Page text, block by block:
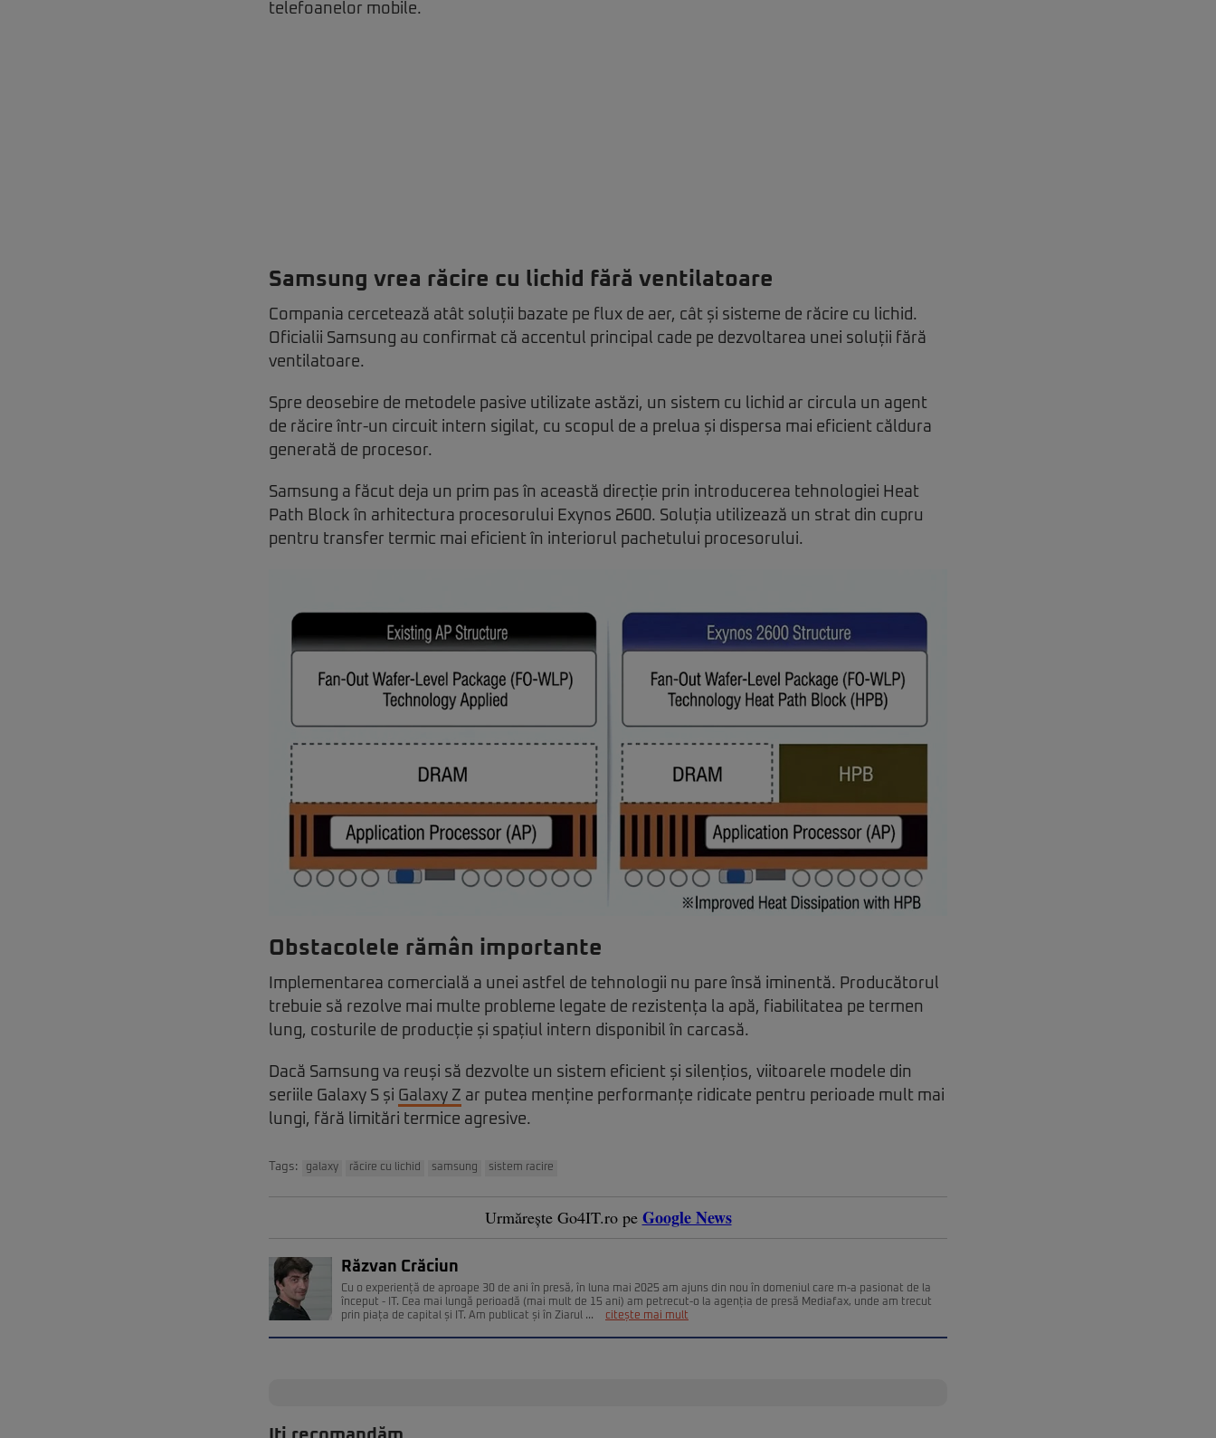
telefoanelor mobile.
Samsung vrea răcire cu lichid fără ventilatoare
Compania cercetează atât soluții bazate pe flux de aer, cât și sisteme de răcire cu lichid.
Oficialii Samsung au confirmat că accentul principal cade pe dezvoltarea unei soluții fără
ventilatoare.
Spre deosebire de metodele pasive utilizate astăzi, un sistem cu lichid ar circula un agent
de răcire într-un circuit intern sigilat, cu scopul de a prelua și dispersa mai eficient căldura
generată de procesor.
Samsung a făcut deja un prim pas în această direcție prin introducerea tehnologiei Heat
Path Block în arhitectura procesorului Exynos 2600. Soluția utilizează un strat din cupru
pentru transfer termic mai eficient în interiorul pachetului procesorului.
Obstacolele rămân importante
Implementarea comercială a unei astfel de tehnologii nu pare însă iminentă. Producătorul
trebuie să rezolve mai multe probleme legate de rezistența la apă, fiabilitatea pe termen
lung, costurile de producție și spațiul intern disponibil în carcasă.
Dacă Samsung va reuși să dezvolte un sistem eficient și silențios, viitoarele modele din
seriile Galaxy S și Galaxy Z ar putea menține performanțe ridicate pentru perioade mult mai
lungi, fără limitări termice agresive.
Tags: galaxy răcire cu lichid samsung sistem racire
Urmărește Go4IT.ro pe Google News
Răzvan Crăciun
Cu o experiență de aproape 30 de ani în presă, în luna mai 2025 am ajuns din nou în domeniul care m-a pasionat de la
început - IT. Cea mai lungă perioadă (mai mult de 15 ani) am petrecut-o la agenția de presă Mediafax, unde am trecut
prin piața de capital și IT. Am publicat și în Ziarul ...
citește mai mult